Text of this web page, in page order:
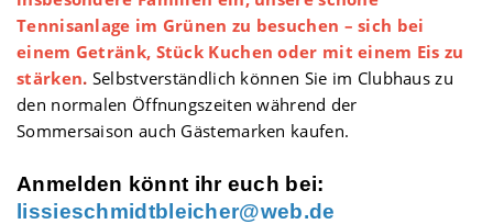
Tennisanlage im Grünen zu besuchen – sich bei
einem Getränk, Stück Kuchen oder mit einem Eis zu
stärken. Selbstverständlich können Sie im Clubhaus zu
den normalen Öffnungszeiten während der
Sommersaison auch Gästemarken kaufen.
Anmelden könnt ihr euch bei:
lissieschmidtbleicher@web.de